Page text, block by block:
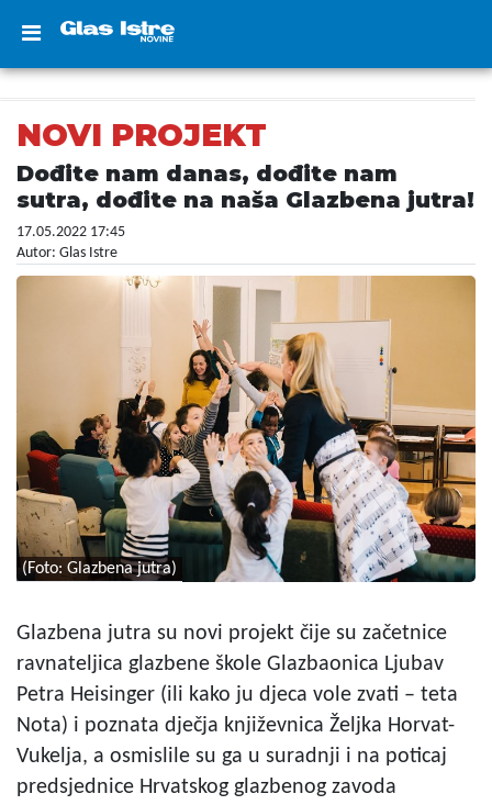
NOVI PROJEKT
Dođite nam danas, dođite nam
sutra, dođite na naša Glazbena jutra!
17.05.2022 17:45
Autor: Glas Istre
(Foto: Glazbena jutra)
Glazbena jutra su novi projekt čije su začetnice
ravnateljica glazbene škole Glazbaonica Ljubav
Petra Heisinger (ili kako ju djeca vole zvati – teta
Nota) i poznata dječja književnica Željka Horvat-
Vukelja, a osmislile su ga u suradnji i na poticaj
predsjednice Hrvatskog glazbenog zavoda